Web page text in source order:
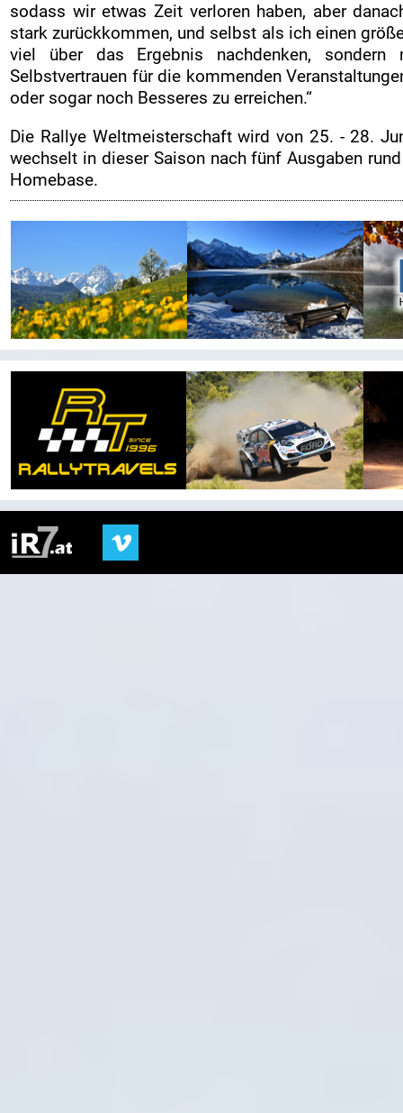
sodass wir etwas Zeit verloren haben, aber
stark zurückkommen, und selbst als ich einen
viel über das Ergebnis nachdenken,
Selbstvertrauen für die kommenden
oder sogar noch Besseres zu erreichen.“
Die Rallye Weltmeisterschaft wird von 25. - 28.
wechselt in dieser Saison nach fünf Ausgaben
Homebase.